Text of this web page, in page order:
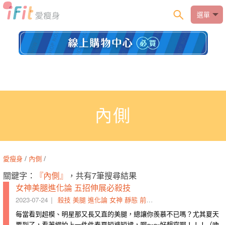
選單
內側
愛瘦身 / 內側 /
關鍵字： 『內側』
，共有7筆搜尋結果
女神美腿進化論 五招伸展必殺技
2023-07-24 殺技 美腿 進化論 女神 靜態 前腳
每當看到超模、明星那又長又直的美腿，總讓你羨慕不已嗎？尤其夏天